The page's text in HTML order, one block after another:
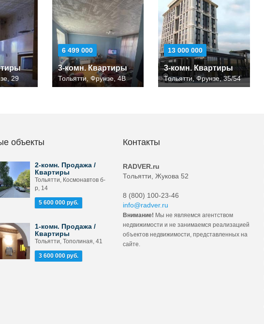
29
6 499 000
3-комн. Квартиры
Тольятти, Фрунзе, 4В
13 000 000
3-комн. Квартиры
Тольятти, Фрунзе, 35/54
объекты
2-комн. Продажа /
Квартиры
Тольятти, Космонавтов б-
р, 14
5 600 000 руб.
1-комн. Продажа /
Квартиры
Тольятти, Тополиная, 41
3 600 000 руб.
Контакты
RADVER.ru
Тольятти, Жукова 52
8 (800) 100-23-46
info@radver.ru
Внимание! Мы не являемся агентством
недвижимости и не занимаемся реализацией
объектов недвижимости, представленных на
сайте.